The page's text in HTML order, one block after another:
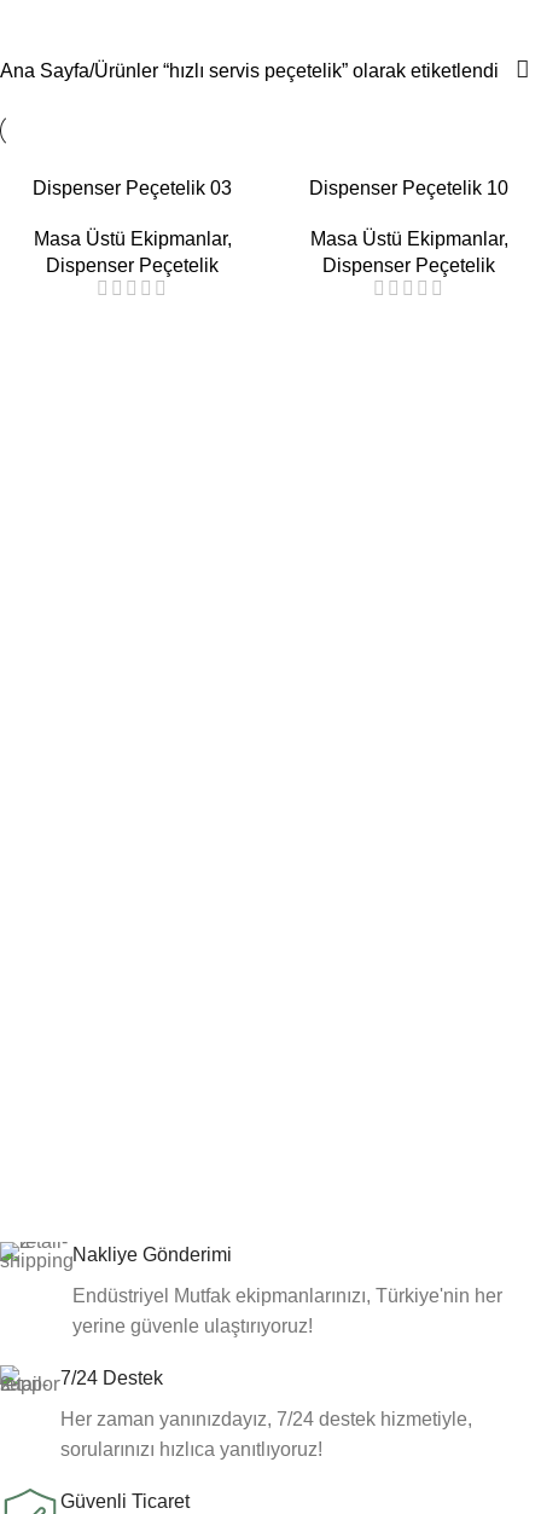
Ana Sayfa Ürünler “hızlı servis peçetelik” olarak etiketlendi
Dispenser Peçetelik 03
Masa Üstü Ekipmanlar,
Dispenser Peçetelik
Dispenser Peçetelik 10
Masa Üstü Ekipmanlar,
Dispenser Peçetelik
Nakliye Gönderimi
Endüstriyel Mutfak ekipmanlarınızı, Türkiye'nin her
yerine güvenle ulaştırıyoruz!
7/24 Destek
Her zaman yanınızdayız, 7/24 destek hizmetiyle,
sorularınızı hızlıca yanıtlıyoruz!
Güvenli Ticaret